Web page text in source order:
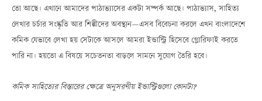
তো আছে। এখানে আমাদের পাঠাভ্যাসের একটা সম্পর্ক আছে। পাঠাভ্যাস, সাহিত্য
লেখার চর্চার সংস্কৃতি আর শিল্পীদের অবস্থানÑএসব বিবেচনা করলে এখন বাংলাদেশে
কমিক যেভাবে লেখা হয় সেটাকে আসলে আমরা ইন্ডাস্ট্রি হিসেবে গ্লোরিফাই করতে
পারি না। হয়তো এ বিষয়ে সচেতনতা বাড়লে সামনে সুযোগ তৈরি হবে।
কমিক সাহিত্যের বিস্তারের ক্ষেত্রে অনুসরণীয় ইন্ডাস্ট্রিগুলো কোনটা?